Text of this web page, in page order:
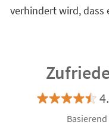
verhindert wird, dass